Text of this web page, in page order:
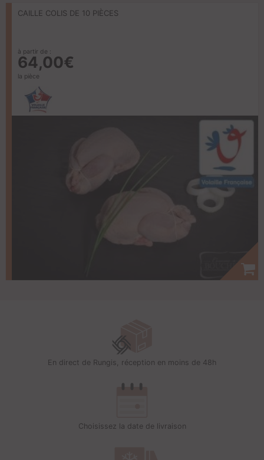
CAILLE COLIS DE 10 PIÈCES
à partir de :
64,00€
la pièce
En direct de Rungis, réception en moins de 48h
Choisissez la date de livraison